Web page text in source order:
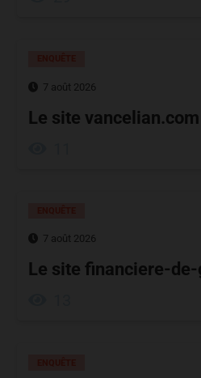
7 août 2026
Le site vancelian.com
7 août 2026
Le site financiere-